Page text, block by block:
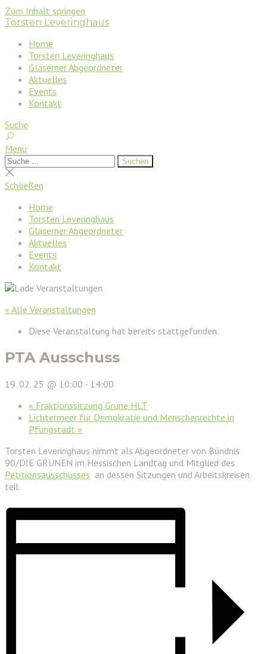
Zum Inhalt springen
Torsten Leveringhaus
Home
Torsten Leveringhaus
Gläserner Abgeordneter
Aktuelles
Events
Kontakt
Suche
Menü
Suchen
nach:
Suchen
Suche
schließen
Schließen
Home
Torsten Leveringhaus
Gläserner Abgeordneter
Aktuelles
Events
Kontakt
« Alle Veranstaltungen
Diese Veranstaltung hat bereits stattgefunden.
PTA Ausschuss
19. 02. 25 @ 10:00 - 14:00
« Fraktionssitzung Grüne HLT
Lichtermeer für Demokratie und Menschenrechte in
Pfungstadt »
Torsten Leveringhaus nimmt als Abgeordneter von Bündnis
90/DIE GRÜNEN im Hessischen Landtag und Mitglied des
Petitionsausschusses an dessen Sitzungen und Arbeitskreisen
teil.